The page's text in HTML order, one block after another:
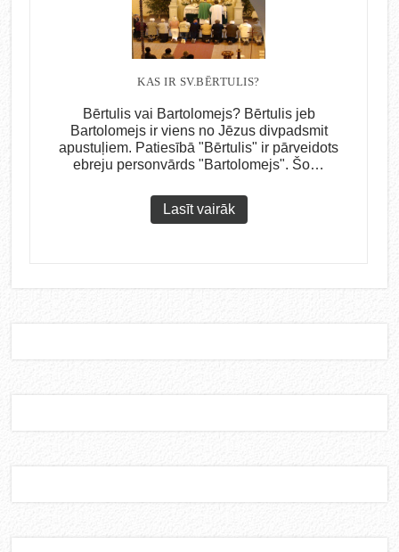
KAS IR SV.BĒRTULIS?
Bērtulis vai Bartolomejs? Bērtulis jeb
Bartolomejs ir viens no Jēzus divpadsmit
apustuļiem. Patiesībā "Bērtulis" ir pārveidots
ebreju personvārds "Bartolomejs". Šo…
Lasīt vairāk